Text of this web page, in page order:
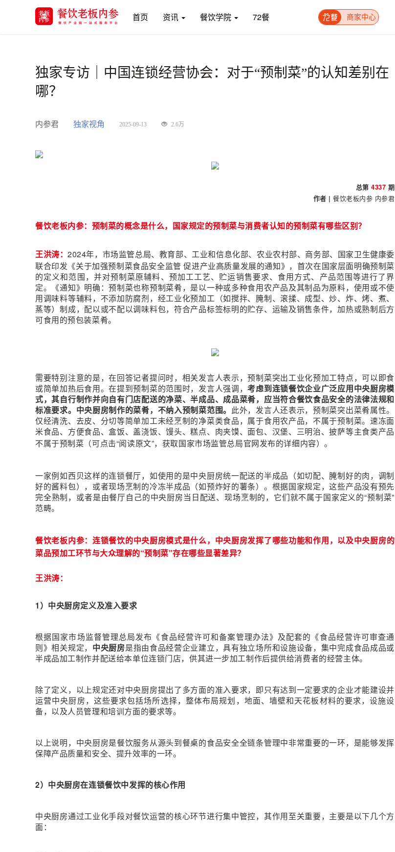
首页 (current)
资讯 餐饮学院 72餐 商家中心
独家专访｜中国连锁经营协会：对于“预制菜”的认知差别在
哪？
内参君 独家视角 2025-09-13 2.6万
总第 4337 期
作者 | 餐饮老板内参 内参君
餐饮老板内参：预制菜的概念是什么，国家规定的预制菜与消费者认知的预制菜有哪些区别？
王洪涛：2024年，市场监管总局、教育部、工业和信息化部、农业农村部、商务部、国家卫生健康委
联合印发《关于加强预制菜食品安全监管 促进产业高质量发展的通知》，首次在国家层面明确预制菜
的定义和范围，并对预制菜原辅料、预加工工艺、贮运销售要求、食用方式、产品范围等进行了界
定。《通知》明确：预制菜也称预制菜肴，是以一种或多种食用农产品及其制品为原料，使用或不使
用调味料等辅料，不添加防腐剂，经工业化预加工（如搅拌、腌制、滚揉、成型、炒、炸、烤、煮、
蒸等）制成，配以或不配以调味料包，符合产品标签标明的贮存、运输及销售条件，加热或熟制后方
可食用的预包装菜肴。
需要特别注意的是，在回答记者提问时，相关发言人表示，预制菜突出工业化预加工特点，可以即食
或简单加热后食用。在提到预制菜的范围时，发言人强调，考虑到连锁餐饮企业广泛应用中央厨房模
式，其自行制作并向自有门店配送的净菜、半成品、成品菜肴，应当符合餐饮食品安全的法律法规和
标准要求。中央厨房制作的菜肴，不纳入预制菜范围。 此外，发言人还表示，预制菜突出菜肴属性。
仅经清洗、去皮、分切等简单加工未经烹制的净菜类食品，属于食用农产品，不属于预制菜。速冻面
米食品、方便食品、盒饭、盖浇饭、馒头、糕点、肉夹馍、面包、汉堡、三明治、披萨等主食类产品
不属于预制菜（可点击“阅读原文”，获取国家市场监管总局官网发布的详细内容）。
一家例如西贝这样的连锁餐厅，如使用的是中央厨房统一配送的半成品（如切配、腌制好的肉，调制
好的酱料包），或者现场烹制的冷冻半成品（如预炸好的薯条）。根据国家规定，这些产品没有预先
完全熟制，或者是由餐厅自己的中央厨房当日配送、现场烹制的，它们就不属于国家定义的“预制菜”
范畴。
餐饮老板内参：连锁餐饮的中央厨房模式是什么，中央厨房发挥了哪些功能和作用，以及中央厨房的
菜品预加工环节与大众理解的“预制菜”存在哪些显著差异？
王洪涛：
1）中央厨房定义及准入要求
根据国家市场监督管理总局发布《食品经营许可和备案管理办法》及配套的《食品经营许可审查通
则》相关规定， 中央厨房是指由食品经营企业建立，具有独立场所和设施设备，集中完成食品成品或
半成品加工制作并配送给本单位连锁门店，供其进一步加工制作后提供给消费者的经营主体。
除了定义，以上规定还对中央厨房提出了多方面的准入要求，即只有达到一定要求的企业才能建设并
运营中央厨房，这些要求包括场所选择，整体布局规划，地面、墙壁和天花板材料的要求，设施设
备，以及人员管理和培训方面的要求等。
以上说明，中央厨房是餐饮服务从源头到餐桌的食品安全全链条管理中非常重要的一环，是能够发挥
保障产品质量和安全、提升效率的一环。
2）中央厨房在连锁餐饮中发挥的核心作用
中央厨房通过工业化手段对餐饮运营的核心环节进行集中管控，其作用至关重要，主要是以下几个方
面：